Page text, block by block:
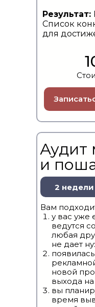
Результат:
Список
для
Вам
у вас уже
ведутся
любая
не дает
новой
выхода
вы
время
Аудит
и
2 недели